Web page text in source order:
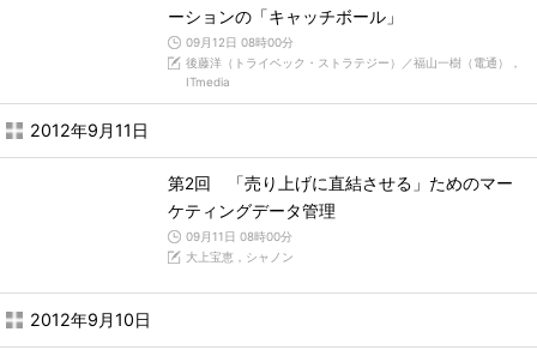
ーションの「キャッチボール」
09月12日 08時00分
後藤洋（トライベック・ストラテジー）／福山一樹（電通），
ITmedia
2012年9月11日
第2回 「売り上げに直結させる」ためのマー
ケティングデータ管理
09月11日 08時00分
大上宝恵，シャノン
2012年9月10日